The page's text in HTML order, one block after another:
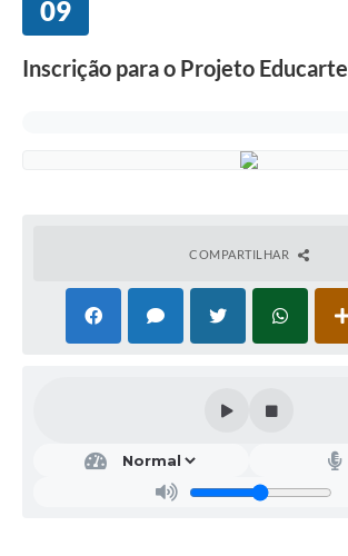
09
Inscrição para o Projeto Educarte
COMPARTILHAR